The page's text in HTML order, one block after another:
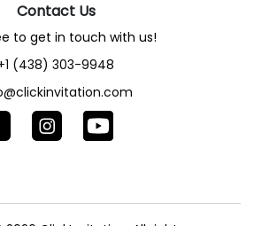
Contact Us
to get in touch with us!
(438) 303-9948